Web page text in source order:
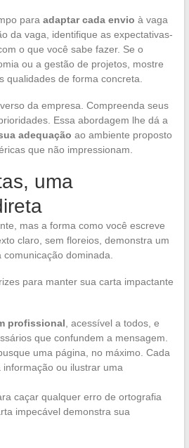
para adaptar cada envio à vaga
da vaga, identifique as expectativas-
o que você sabe fazer. Se o
ou a gestão de projetos, mostre
qualidades de forma concreta.
da empresa. Compreenda seus
Essa abordagem lhe dá a
adequação ao ambiente proposto
que não impressionam.
uma
mas a forma como você escreve
claro, sem floreios, demonstra um
dominada.
para manter sua carta impactante
profissional , acessível a todos, e
que confundem a mensagem.
uma página, no máximo. Cada
ou ilustrar uma
caçar qualquer erro de ortografia
impecável demonstra sua